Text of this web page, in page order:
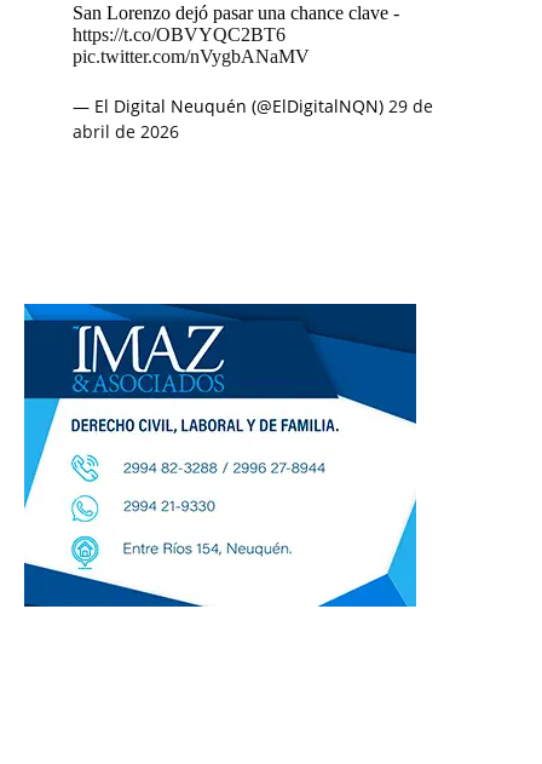
San Lorenzo dejó pasar una chance clave -
https://t.co/OBVYQC2BT6
pic.twitter.com/nVygbANaMV
— El Digital Neuquén (@ElDigitalNQN) 29 de
abril de 2026